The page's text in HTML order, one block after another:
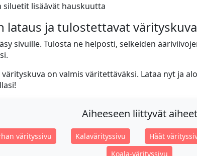
siluetit lisäävät hauskuutta
lataus ja tulostettavat
sivuille. Tulosta ne helposti, selkeiden
värityskuva on valmis väritettäväksi. Lataa nyt ja
Aiheeseen liittyvät aiheet
värityssivu Kalavärityssivu Häät
Koala-värityssivu